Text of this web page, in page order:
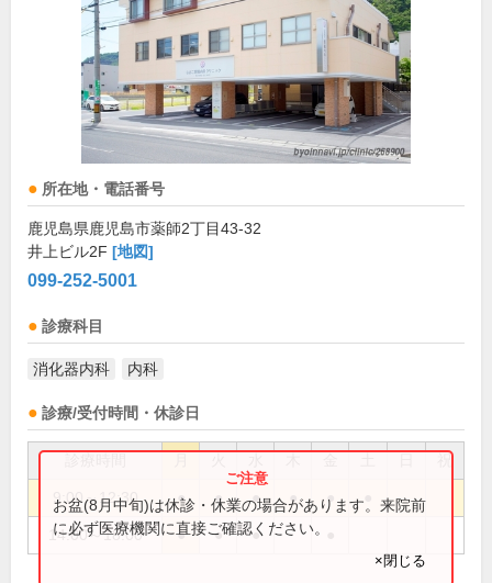
所在地・電話番号
鹿児島県鹿児島市薬師2丁目43-32
井上ビル2F [地図]
099-252-5001
診療科目
消化器内科 内科
診療/受付時間・休診日
祝
9:00～12:30 ● ● ● ● ●
14:00～18:00 ● ● ●
お盆(8月中旬)は休診・休業の場合があります。来院前
に必ず医療機関に直接ご確認ください。
×閉じる